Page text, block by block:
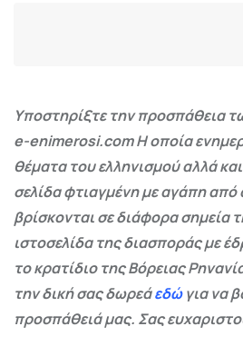
Υποστηρίξτε την προσπάθεια
e-enimerosi.com Η οποία
θέματα του ελληνισμού αλλά
σελίδα φτιαγμένη με αγάπη
βρίσκονται σε διάφορα σημεία
ιστοσελίδα της διασποράς με
το κρατίδιο της Βόρειας
την δική σας δωρεάεδώγια να
προσπάθειά μας. Σας